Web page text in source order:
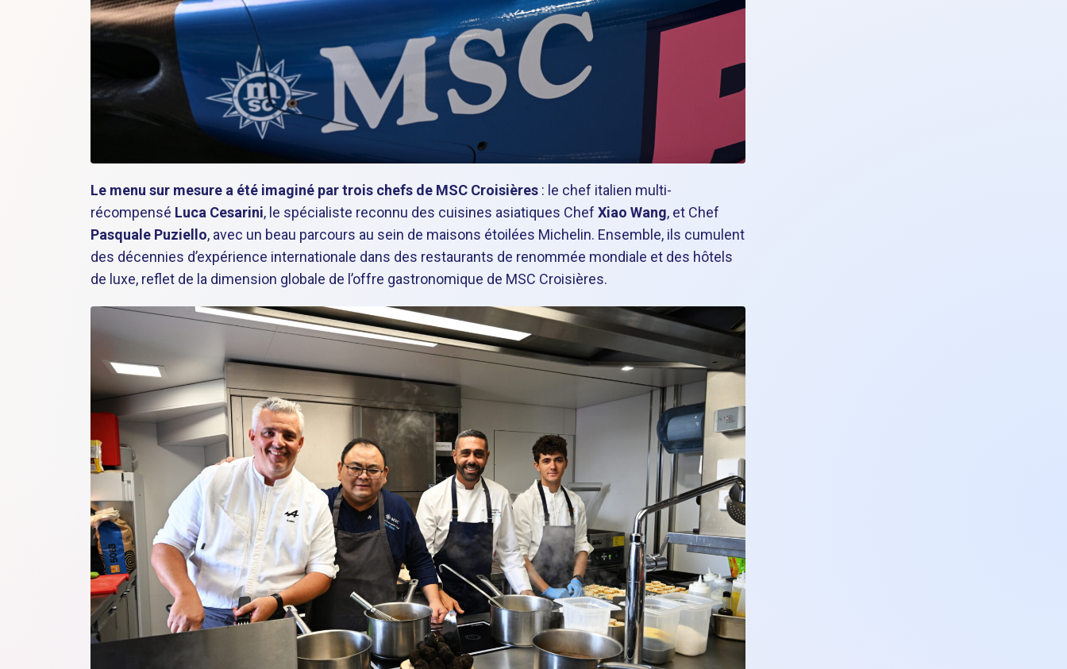
Le menu sur mesure a été imaginé par trois chefs de MSC Croisières : le chef italien multi-
récompensé Luca Cesarini, le spécialiste reconnu des cuisines asiatiques Chef Xiao Wang, et Chef
Pasquale Puziello, avec un beau parcours au sein de maisons étoilées Michelin. Ensemble, ils cumulent
des décennies d’expérience internationale dans des restaurants de renommée mondiale et des hôtels
de luxe, reflet de la dimension globale de l’offre gastronomique de MSC Croisières.